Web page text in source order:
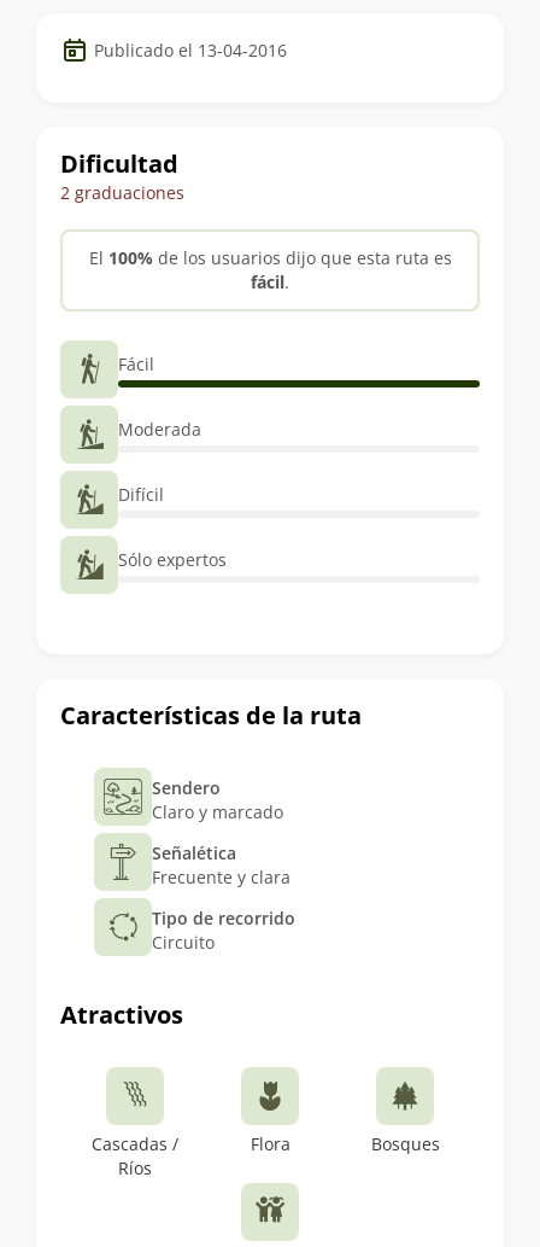
Datos
del Publicado el 13-04-2016
Características de la ruta
Sendero
Claro y marcado
Señalética
Frecuente y clara
Tipo de recorrido
Circuito
Atractivos
Cascadas /
Ríos
Flora Bosques
Dificultad
2 graduaciones
El 100% de los usuarios dijo que esta ruta es
fácil.
Fácil
Moderada
Difícil
Sólo expertos